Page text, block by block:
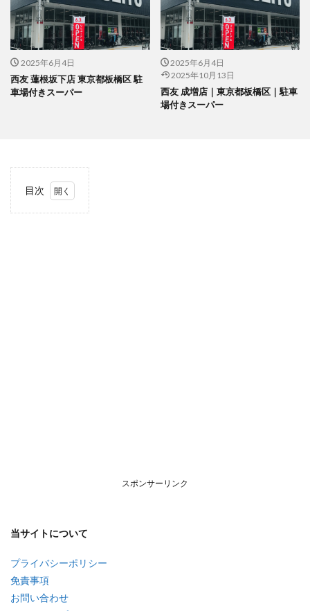
2025年6月4日
西友 蓮根坂下店 東京都板橋区 駐
車場付きスーパー
2025年6月4日
2025年10月13日
西友 成増店｜東京都板橋区｜駐車
場付きスーパー
目次
スポンサーリンク
当サイトについて
プライバシーポリシー
免責事項
お問い合わせ